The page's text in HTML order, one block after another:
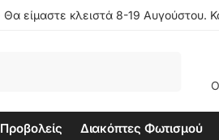
είμαστε κλειστά 8-19 Αυγούστου.
Διακόπτες Φωτισμού